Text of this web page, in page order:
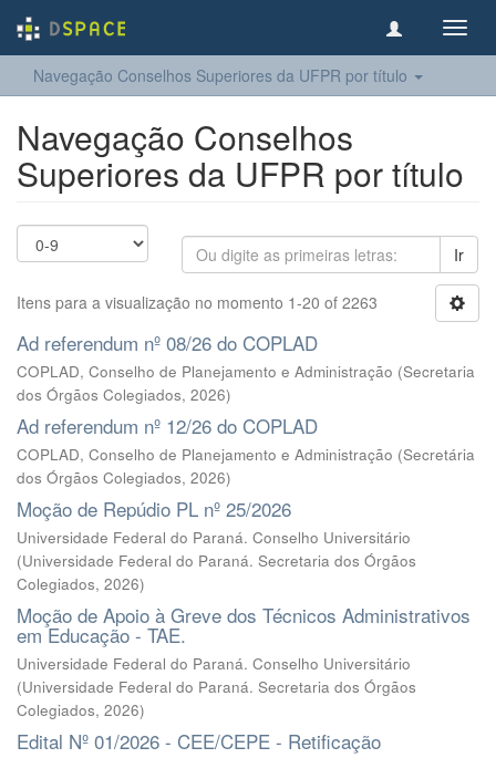
Navegação Conselhos Superiores da UFPR por título
Navegação Conselhos
Superiores da UFPR por título
Ir
Itens para a visualização no momento 1-20 of 2263
Ad referendum nº 08/26 do COPLAD
COPLAD, Conselho de Planejamento e Administração (Secretaria
dos Órgãos Colegiados, 2026)
Ad referendum nº 12/26 do COPLAD
COPLAD, Conselho de Planejamento e Administração (Secretária
dos Órgãos Colegiados, 2026)
Moção de Repúdio PL nº 25/2026
Universidade Federal do Paraná. Conselho Universitário
(Universidade Federal do Paraná. Secretaria dos Órgãos
Colegiados, 2026)
Moção de Apoio à Greve dos Técnicos Administrativos
em Educação - TAE.
Universidade Federal do Paraná. Conselho Universitário
(Universidade Federal do Paraná. Secretaria dos Órgãos
Colegiados, 2026)
Edital Nº 01/2026 - CEE/CEPE - Retificação